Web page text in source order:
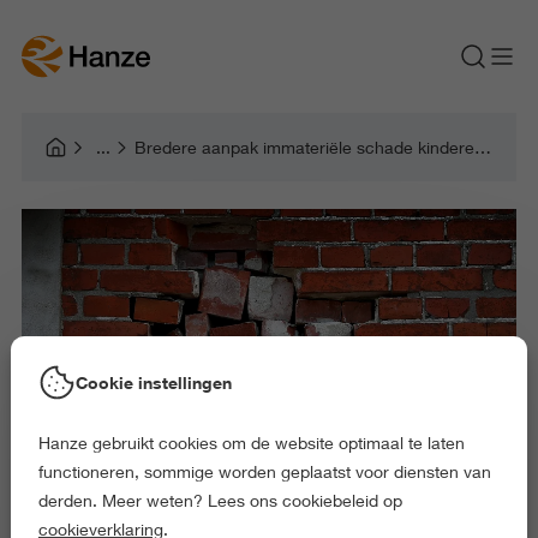
Bredere aanpak immateriële schade kinderen en jongeren
Cookie instellingen
Hanze gebruikt cookies om de website optimaal te laten
functioneren, sommige worden geplaatst voor diensten van
derden. Meer weten? Lees ons cookiebeleid op
cookieverklaring.